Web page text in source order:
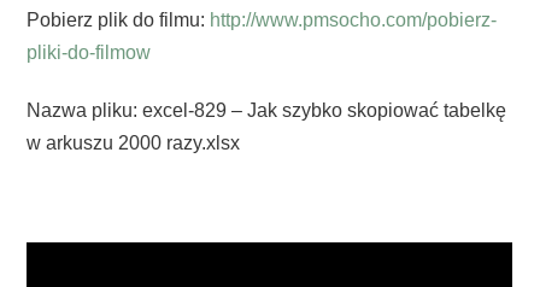
Pobierz plik do filmu: http://www.pmsocho.com/pobierz-
pliki-do-filmow
Nazwa pliku: excel-829 – Jak szybko skopiować tabelkę
w arkuszu 2000 razy.xlsx